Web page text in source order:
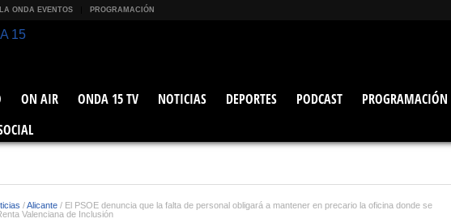
LA ONDA EVENTOS PROGRAMACIÓN
ON AIR ONDA 15 TV NOTICIAS DEPORTES PODCAST PROGRAMACIÓN
/Alicante / El PSOE denuncia que la falta de personal obligará a mantener en precario la oficina donde se
Valenciana de Inclusión